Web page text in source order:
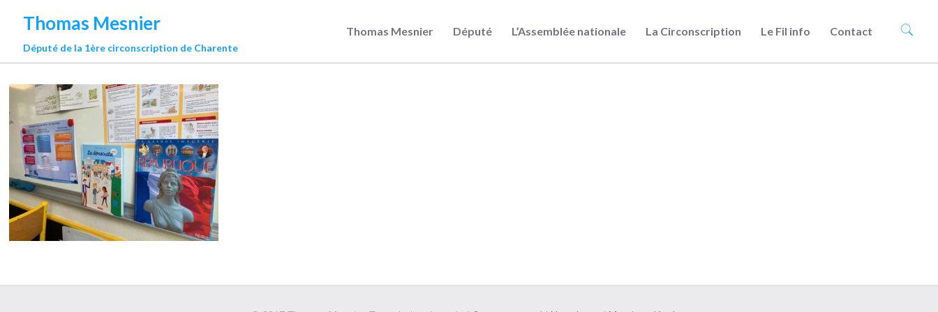
Thomas Mesnier
Député de la 1ère circonscription de Charente
Thomas Mesnier Député L’Assemblée nationale La Circonscription Le Fil info Contact